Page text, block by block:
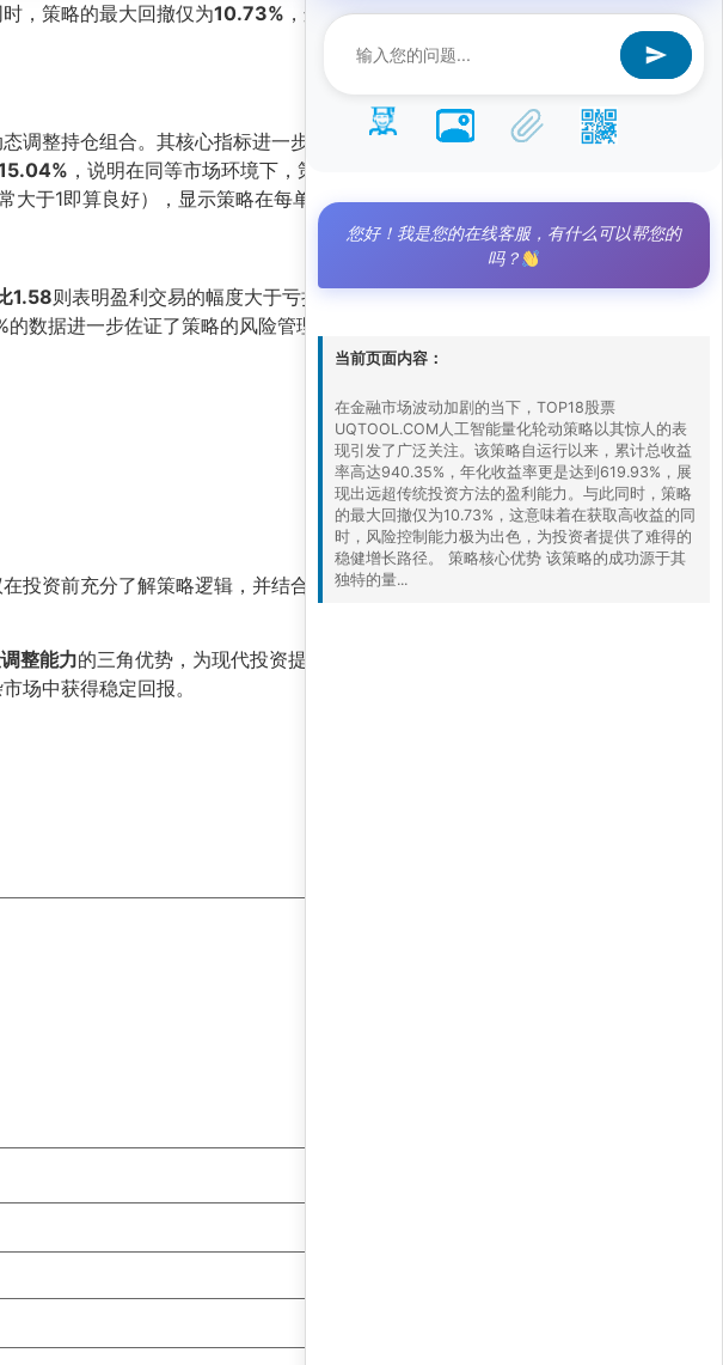
，策略的最大回撤仅为10.73% ，这意味着在获取高收益的同时，风
调整持仓组合。其核心指标进一步验证了策略的卓越性：阿尔法系数
，说明在同等市场环境下，策略能大幅超越指数表现。此外，
大于1即算良好），显示策略在每单位风险下创造了极高回报。
1.58则表明盈利交易的幅度大于亏损交易。这种高胜率与合理盈亏比
数据进一步佐证了策略的风险管理能力，即使在市场剧烈波动时，
资前充分了解策略逻辑，并结合自身风险承受能力进行配置。同
整能力的三角优势，为现代投资提供了极具参考价值的范例。在AI技
场中获得稳定回报。
您好！我是您的在线客服，有什么可以帮您的
吗？
当前页面内容：
在金融市场波动加剧的当下，TOP18股票
UQTOOL.COM人工智能量化轮动策略以其惊人的表
现引发了广泛关注。该策略自运行以来，累计总收益
率高达940.35%，年化收益率更是达到619.93%，展
现出远超传统投资方法的盈利能力。与此同时，策略
的最大回撤仅为10.73%，这意味着在获取高收益的同
时，风险控制能力极为出色，为投资者提供了难得的
稳健增长路径。 策略核心优势 该策略的成功源于其
独特的量...